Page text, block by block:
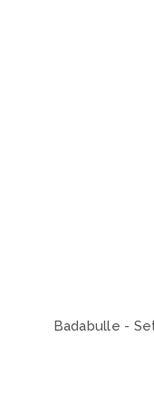
Badabulle -